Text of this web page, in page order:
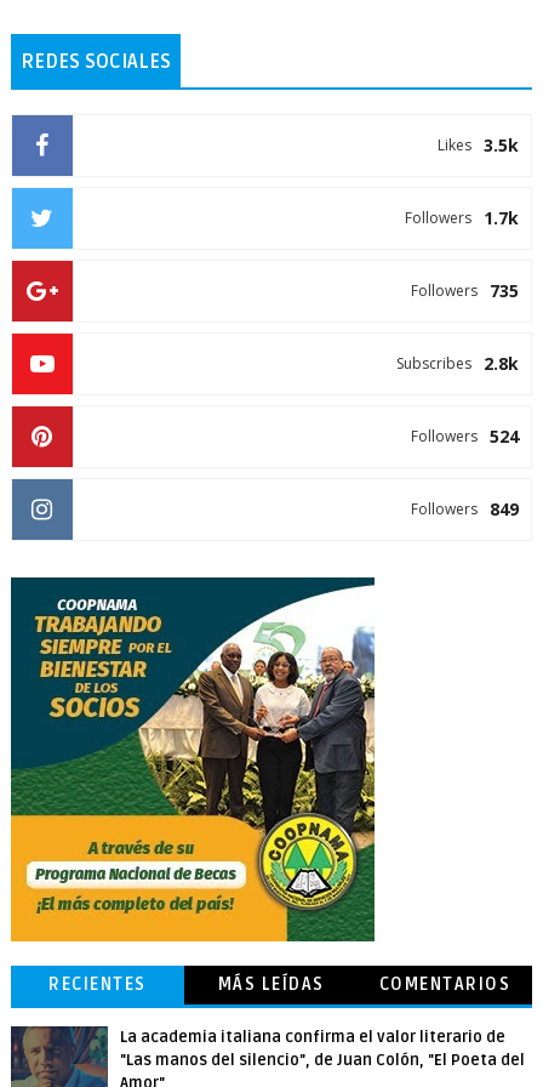
REDES SOCIALES
3.5k
Likes
1.7k
Followers
735
Followers
2.8k
Subscribes
524
Followers
849
Followers
RECIENTES MÁS LEÍDAS COMENTARIOS
La academia italiana confirma el valor literario de
"Las manos del silencio", de Juan Colón, "El Poeta del